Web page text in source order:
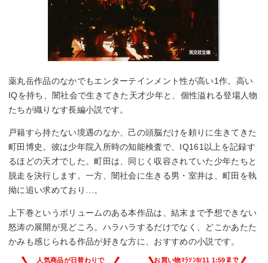
薬丸岳作品のなかでもエンターテインメント性が高い1作。高い
IQを持ち、闇社会で生きてきた天才少年と、個性溢れる登場人物
たちが織りなす長編小説です。
戸籍すら持たない境遇のなか、己の頭脳だけを頼りに生きてきた
町田博史。彼は少年院入所時の知能検査で、IQ161以上を記録す
るほどの天才でした。町田は、同じく収容されていた少年たちと
脱走を決行します。一方、闇社会に生きる男・室井は、町田を執
拗に追い求めており…。
上下巻というボリュームのある本作品は、結末まで予想できない
怒涛の展開が見どころ。ハラハラするだけでなく、どこかあたた
かみも感じられる作品が好きな方に、おすすめの小説です。